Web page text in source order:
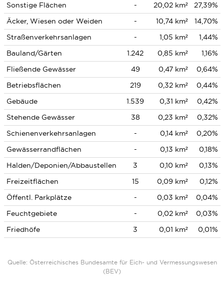
Sonstige Flächen - 20,02 km²
27,39%
Äcker, Wiesen oder Weiden
- 10,74 km²
14,70%
Straßenverkehrsanlagen
- 1,05 km²
1,44%
Bauland/Gärten
1.242 0,85 km²
1,16%
Fließende Gewässer
49 0,47 km²
0,64%
Betriebsflächen
219 0,32 km²
0,44%
Gebäude
1.539 0,31 km²
0,42%
Stehende Gewässer
38 0,23 km²
0,32%
Schienenverkehrsanlagen
- 0,14 km²
0,20%
Gewässerrandflächen
- 0,13 km²
0,18%
Halden/Deponien/Abbaustellen
3 0,10 km²
0,13%
Freizeitflächen
15 0,09 km²
0,12%
Öffentl. Parkplätze
- 0,03 km²
0,04%
Feuchtgebiete
- 0,02 km²
0,03%
Friedhöfe
3 0,01 km² 0,01%
Quelle: Österreichisches Bundesamte für Eich- und Vermessungswesen
(BEV)